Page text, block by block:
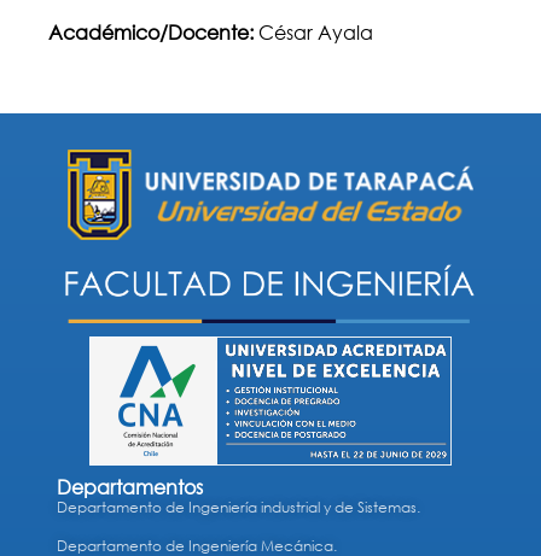
Académico/Docente: César Ayala
Departamentos
Departamento de Ingeniería industrial y de Sistemas.
Departamento de Ingeniería Mecánica.